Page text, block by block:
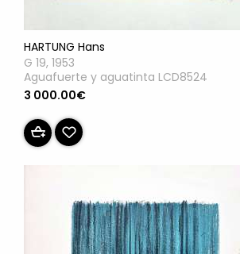
HARTUNG Hans
G 19, 1953
Aguafuerte y aguatinta LCD8524
3 000.00€